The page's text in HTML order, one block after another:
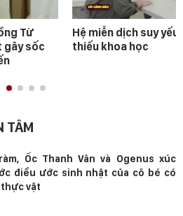
Từ
gây sốc
Hệ miễn dịch suy
thiếu khoa học
TÂM
Ốc Thanh Vân và Ogenus xúc
điều ước sinh nhật của cô bé có
vật